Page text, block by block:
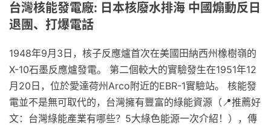
台灣核能發電廠: 日本核廢水排海 中國煽動反日
退團、打爆電話
1948年9月3日，核子反應爐首次在美國田納西州橡樹嶺的
X-10石墨反應爐發電。 第二個較大的實驗發生在1951年12
月20日，位於愛達荷州Arco附近的EBR-1實驗站。 核能發
電並不是無可取代的，台灣擁有豐富的綠能資源（📍推薦好
文：台灣綠能產業有哪些？5大綠色能源一次介紹！），傳